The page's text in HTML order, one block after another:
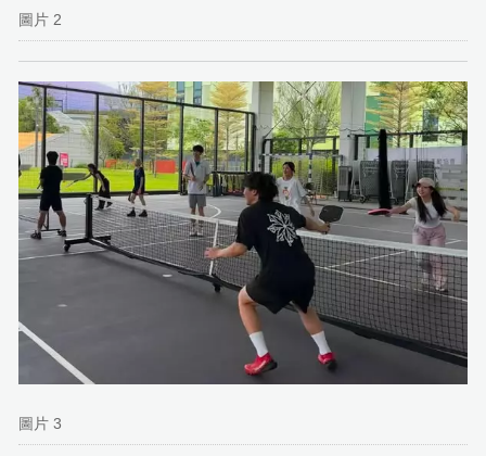
圖片 2
圖片 3